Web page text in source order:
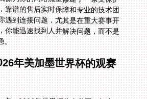
。
年美加墨世界杯的观赛